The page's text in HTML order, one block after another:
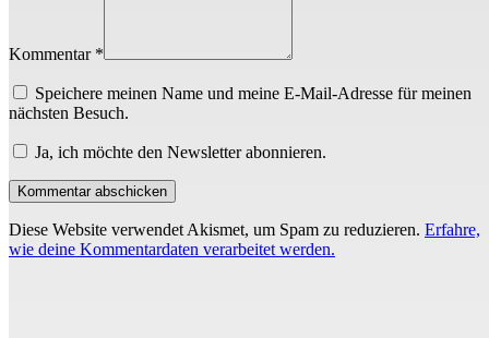
Kommentar *
Speichere meinen Name und meine E-Mail-Adresse für meinen
nächsten Besuch.
Ja, ich möchte den Newsletter abonnieren.
Diese Website verwendet Akismet, um Spam zu reduzieren. Erfahre,
wie deine Kommentardaten verarbeitet werden.